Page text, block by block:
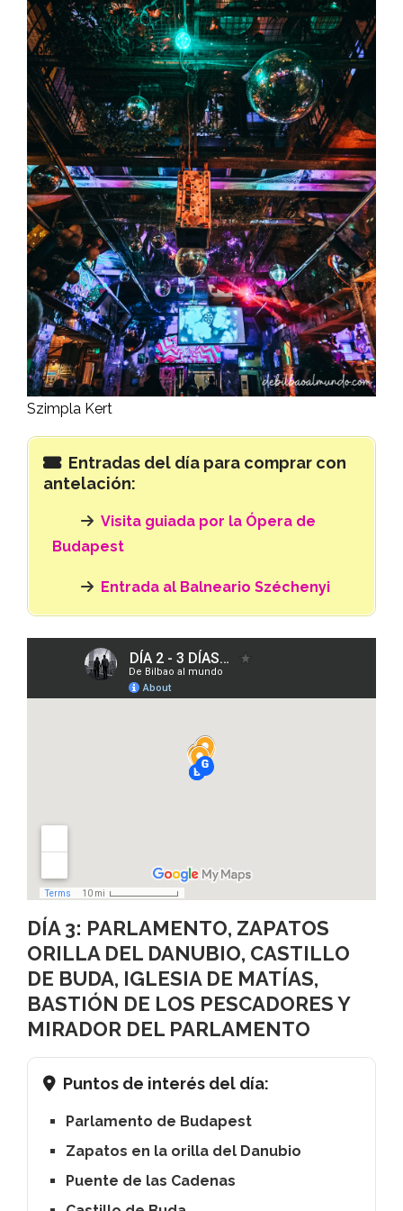
Szimpla Kert
Entradas del día para comprar con
antelación:
Visita guiada por la Ópera de
Budapest
Entrada al Balneario Széchenyi
DÍA 3: PARLAMENTO, ZAPATOS
ORILLA DEL DANUBIO, CASTILLO
DE BUDA, IGLESIA DE MATÍAS,
BASTIÓN DE LOS PESCADORES Y
MIRADOR DEL PARLAMENTO
Puntos de interés del día:
Parlamento de Budapest
Zapatos en la orilla del Danubio
Puente de las Cadenas